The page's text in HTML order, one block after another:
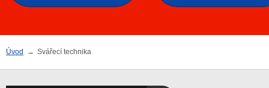
Úvod → Svářecí technika